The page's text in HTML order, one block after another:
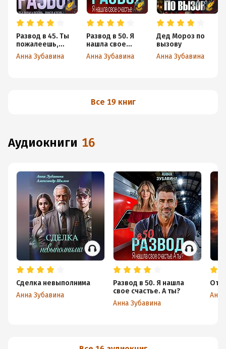
Развод в 45. Ты
пожалеешь,
предатель!
Анна Зубавина
Развод в 50. Я
нашла свое
счастье. А ты?
Анна Зубавина
Дед Мороз по
вызову
Анна Зубавина
Все 19 книг
аудиокниги 16
Сделка невыполнима
Анна Зубавина
Развод в 50. Я нашла
свое счастье. А ты?
Анна Зубавина